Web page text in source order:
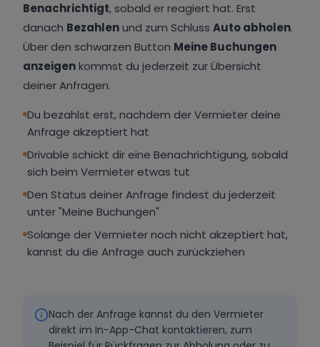
Benachrichtigt, sobald er reagiert hat. Erst
danach Bezahlenund zum Schluss Auto abholen.
Über den schwarzen Button Meine Buchungen
anzeigenkommst du jederzeit zur Übersicht
deiner Anfragen.
Du bezahlst erst, nachdem der Vermieter deine
Anfrage akzeptiert hat
Drivable schickt dir eine Benachrichtigung, sobald
sich beim Vermieter etwas tut
Den Status deiner Anfrage findest du jederzeit
unter "Meine Buchungen"
Solange der Vermieter noch nicht akzeptiert hat,
kannst du die Anfrage auch zurückziehen
Nach der Anfrage kannst du den Vermieter
direkt im In-App-Chat kontaktieren, zum